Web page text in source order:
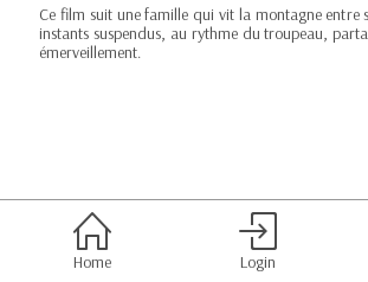
Ce film suit une famille qui vit la montagne entre
instants suspendus, au rythme du troupeau,
émerveillement.
Home Login